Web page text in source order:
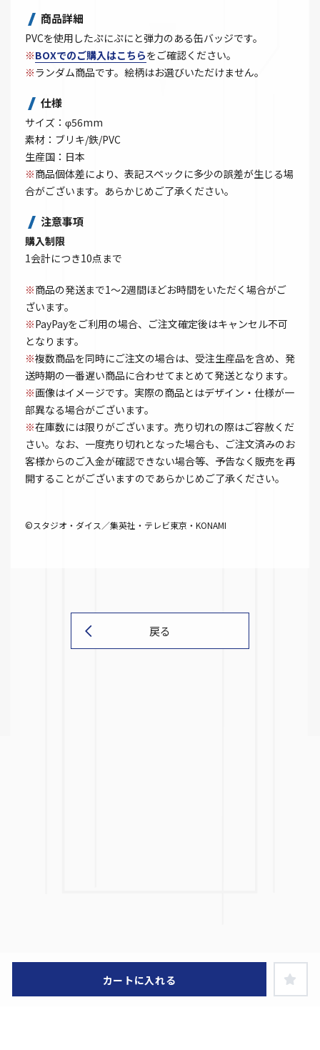
カートに入れる
商品詳細
PVCを使用したぷにぷにと弾力のある缶バッジです。
※BOXでのご購入はこちらをご確認ください。
※ランダム商品です。絵柄はお選びいただけません。
仕様
サイズ：φ56mm
素材：ブリキ/鉄/PVC
生産国：日本
※商品個体差により、表記スペックに多少の誤差が生じる場
合がございます。あらかじめご了承ください。
注意事項
購入制限
1会計につき10点まで
※商品の発送まで1～2週間ほどお時間をいただく場合がご
ざいます。
※PayPayをご利用の場合、ご注文確定後はキャンセル不可
となります。
※複数商品を同時にご注文の場合は、受注生産品を含め、発
送時期の一番遅い商品に合わせてまとめて発送となります。
※画像はイメージです。実際の商品とはデザイン・仕様が一
部異なる場合がございます。
※在庫数には限りがございます。売り切れの際はご容赦くだ
さい。なお、一度売り切れとなった場合も、ご注文済みのお
客様からのご入金が確認できない場合等、予告なく販売を再
開することがございますのであらかじめご了承ください。
©スタジオ・ダイス／集英社・テレビ東京・KONAMI
戻る